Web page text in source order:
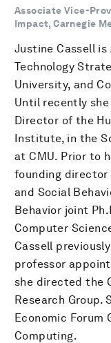
Associate Vice-
Impact, Carnegie
Justine Cassell
Technology
University, and
Until recently she
Director of the
Institute, in the
at CMU. Prior to
founding director
and Social
Behavior joint
Computer
Cassell
professor
she directed the
Research Group.
Economic Forum
Computing.